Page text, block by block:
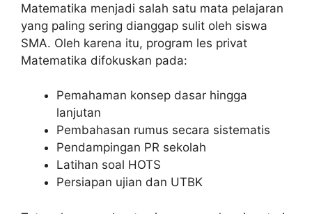
Matematika menjadi salah satu mata pelajaran
yang paling sering dianggap sulit oleh siswa
SMA. Oleh karena itu, program les privat
Matematika difokuskan pada:
Pemahaman konsep dasar hingga
lanjutan
Pembahasan rumus secara sistematis
Pendampingan PR sekolah
Latihan soal HOTS
Persiapan ujian dan UTBK